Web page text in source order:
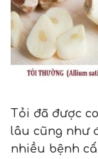
Tỏi đã được
lâu cũng như
nhiều bệnh